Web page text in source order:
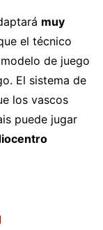
muy
el técnico
de juego
El sistema de
los vascos
puede jugar